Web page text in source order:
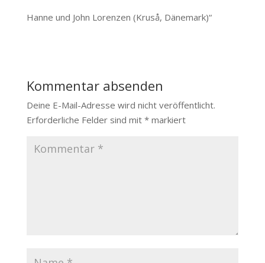
Hanne und John Lorenzen (Kruså, Dänemark)“
Kommentar absenden
Deine E-Mail-Adresse wird nicht veröffentlicht.
Erforderliche Felder sind mit *markiert